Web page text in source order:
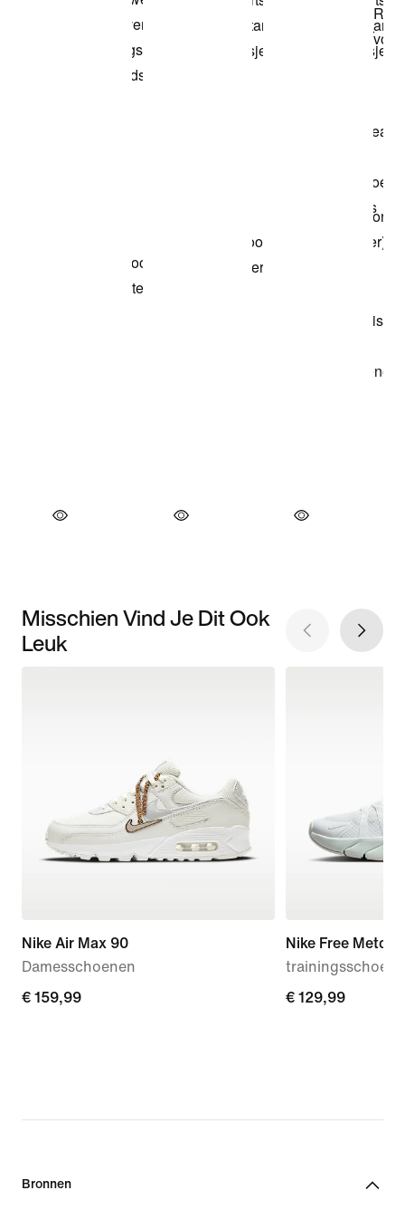
Misschien Vind Je Dit Ook
Leuk
Nike Air Max 90
Damesschoenen
€ 159,99
€ 159,99
Nike Free
€ 129,99
€ 129,99
Bronnen